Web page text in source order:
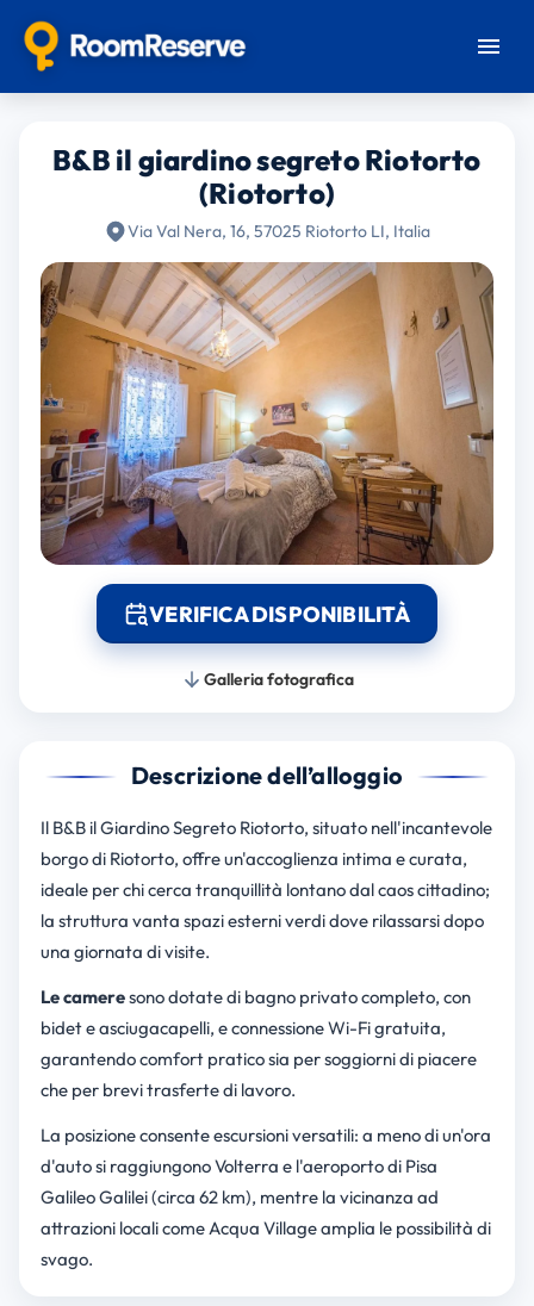
B&B il giardino segreto Riotorto
(Riotorto)
Via Val Nera, 16, 57025 Riotorto LI, Italia
VERIFICA DISPONIBILITÀ
Galleria fotografica
Descrizione dell’alloggio
Il B&B il Giardino Segreto Riotorto, situato nell'incantevole
borgo di Riotorto, offre un'accoglienza intima e curata,
ideale per chi cerca tranquillità lontano dal caos cittadino;
la struttura vanta spazi esterni verdi dove rilassarsi dopo
una giornata di visite.
Le cameresono dotate di bagno privato completo, con
bidet e asciugacapelli, e connessione Wi-Fi gratuita,
garantendo comfort pratico sia per soggiorni di piacere
che per brevi trasferte di lavoro.
La posizione consente escursioni versatili: a meno di un'ora
d'auto si raggiungono Volterra e l'aeroporto di Pisa
Galileo Galilei (circa 62 km), mentre la vicinanza ad
attrazioni locali come Acqua Village amplia le possibilità di
svago.